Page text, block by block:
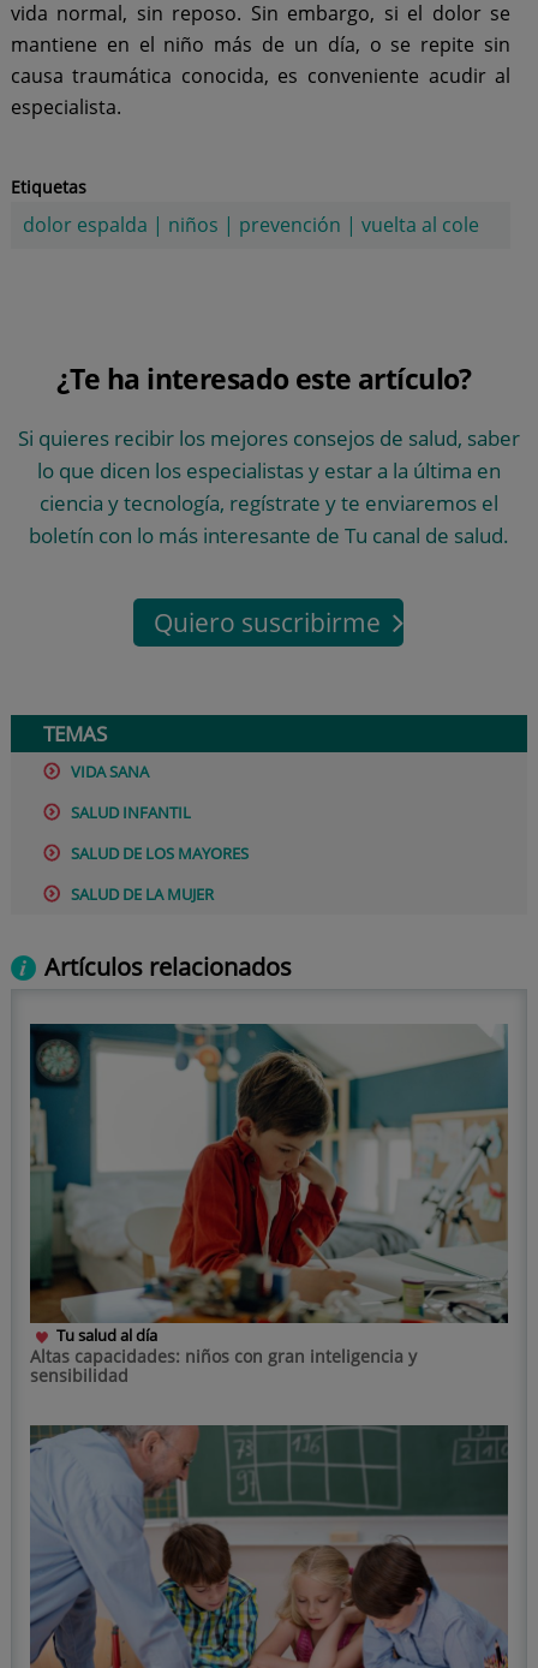
vida normal, sin reposo. Sin embargo, si el dolor se
mantiene en el niño más de un día, o se repite sin
causa traumática conocida, es conveniente acudir al
especialista.
Etiquetas
dolor espalda | niños | prevención | vuelta al cole
¿Te ha interesado este artículo?
Si quieres recibir los mejores consejos de salud, saber
lo que dicen los especialistas y estar a la última en
ciencia y tecnología, regístrate y te enviaremos el
boletín con lo más interesante de Tu canal de salud.
Quiero suscribirme
TEMAS
VIDA SANA
SALUD INFANTIL
SALUD DE LOS MAYORES
SALUD DE LA MUJER
Artículos relacionados
Tu salud al día
Altas capacidades: niños con gran inteligencia y
sensibilidad